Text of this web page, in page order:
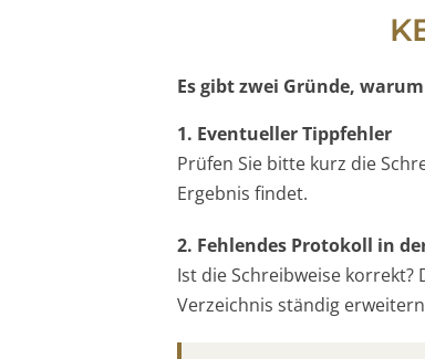
Es gibt zwei Gründe,
1. Eventueller Tippfehler
Prüfen Sie bitte kurz die
Ergebnis findet.
2. Fehlendes Protokoll in
Ist die Schreibweise
Verzeichnis ständig